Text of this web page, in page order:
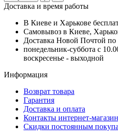
Доставка и время работы
В Киеве и Харькове
Самовывоз в Киеве,
Доставка Новой Почтой по
понедельник-суббота с
воскресенье - выходной
Информация
Возврат товара
Гарантия
Доставка и оплата
Контакты интернет-
Скидки постоянным